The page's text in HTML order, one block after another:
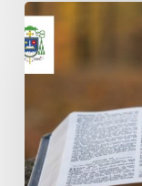
Pastiersky
list
na
Božieho
slova